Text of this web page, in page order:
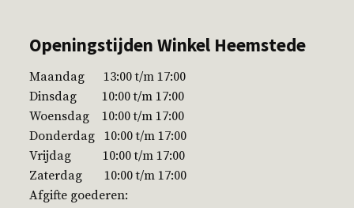
Openingstijden Winkel Heemstede
Maandag 13:00 t/m 17:00
Dinsdag 10:00 t/m 17:00
Woensdag 10:00 t/m 17:00
Donderdag 10:00 t/m 17:00
Vrijdag 10:00 t/m 17:00
Zaterdag 10:00 t/m 17:00
Afgifte goederen: